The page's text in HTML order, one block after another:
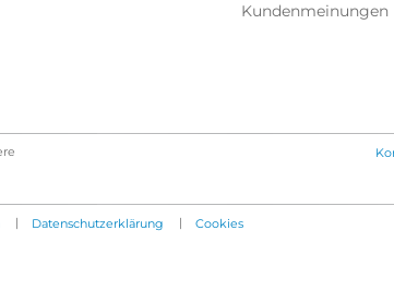
Kundenmeinungen
| Datenschutzerklärung | Cookies